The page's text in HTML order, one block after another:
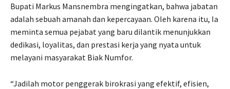
Bupati Markus Mansnembra mengingatkan, bahwa jabatan
adalah sebuah amanah dan kepercayaan. Oleh karena itu, Ia
meminta semua pejabat yang baru dilantik menunjukkan
dedikasi, loyalitas, dan prestasi kerja yang nyata untuk
melayani masyarakat Biak Numfor.
“Jadilah motor penggerak birokrasi yang efektif, efisien,